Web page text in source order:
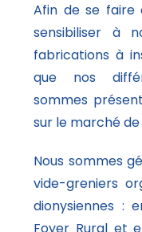
Afin de se faire
sensibiliser à
fabrications à
que nos
sommes
sur le marché
Nous sommes
vide-greniers
dionysiennes :